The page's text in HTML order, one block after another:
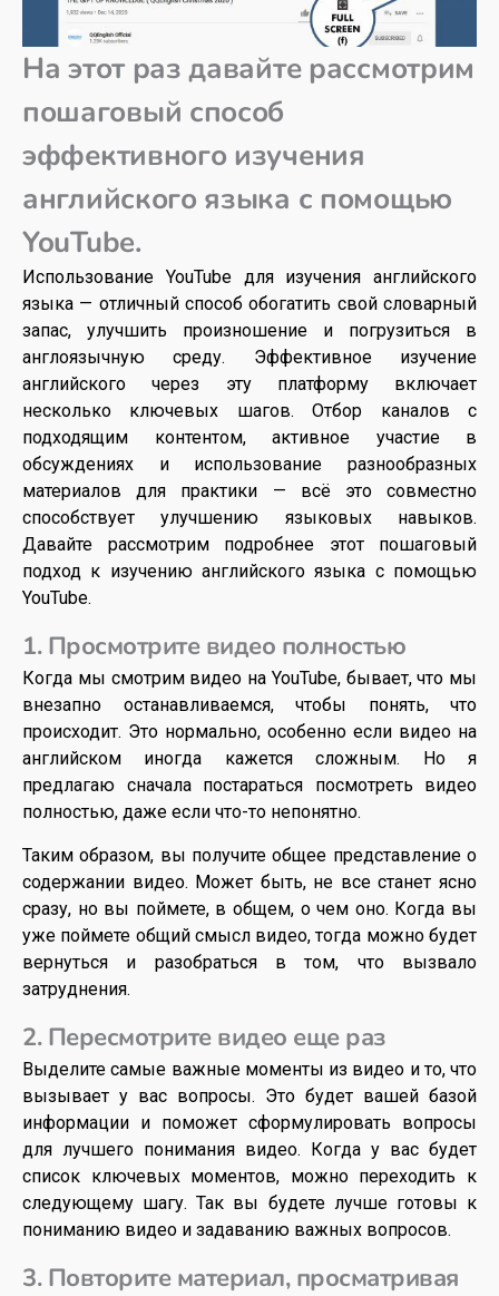
На этот раз давайте рассмотрим
пошаговый способ
эффективного изучения
английского языка с помощью
YouTube.
Использование YouTube для изучения английского
языка — отличный способ обогатить свой словарный
запас, улучшить произношение и погрузиться в
англоязычную среду. Эффективное изучение
английского через эту платформу включает
несколько ключевых шагов. Отбор каналов с
подходящим контентом, активное участие в
обсуждениях и использование разнообразных
материалов для практики — всё это совместно
способствует улучшению языковых навыков.
Давайте рассмотрим подробнее этот пошаговый
подход к изучению английского языка с помощью
YouTube.
1. Просмотрите видео полностью
Когда мы смотрим видео на YouTube, бывает, что мы
внезапно останавливаемся, чтобы понять, что
происходит. Это нормально, особенно если видео на
английском иногда кажется сложным. Но я
предлагаю сначала постараться посмотреть видео
полностью, даже если что-то непонятно.
Таким образом, вы получите общее представление о
содержании видео. Может быть, не все станет ясно
сразу, но вы поймете, в общем, о чем оно. Когда вы
уже поймете общий смысл видео, тогда можно будет
вернуться и разобраться в том, что вызвало
затруднения.
2. Пересмотрите видео еще раз
Выделите самые важные моменты из видео и то, что
вызывает у вас вопросы. Это будет вашей базой
информации и поможет сформулировать вопросы
для лучшего понимания видео. Когда у вас будет
список ключевых моментов, можно переходить к
следующему шагу. Так вы будете лучше готовы к
пониманию видео и задаванию важных вопросов.
3. Повторите материал, просматривая